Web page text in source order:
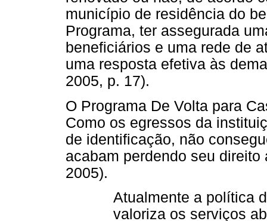
município de residência do
Programa, ter assegurada
beneficiários e uma rede de
uma resposta efetiva às
2005, p. 17).
O Programa De Volta para
Como os egressos da
de identificação, não
acabam perdendo seu
2005).
Atualmente a política
valoriza os serviços